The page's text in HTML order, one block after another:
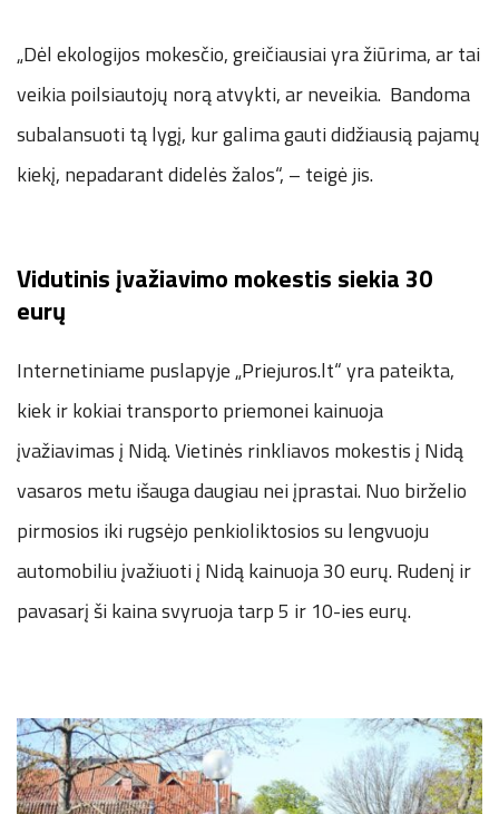
„Dėl ekologijos mokesčio, greičiausiai yra žiūrima, ar tai
veikia poilsiautojų norą atvykti, ar neveikia. Bandoma
subalansuoti tą lygį, kur galima gauti didžiausią pajamų
kiekį, nepadarant didelės žalos“, – teigė jis.
Vidutinis įvažiavimo mokestis siekia 30
eurų
Internetiniame puslapyje „Priejuros.lt“ yra pateikta,
kiek ir kokiai transporto priemonei kainuoja
įvažiavimas į Nidą. Vietinės rinkliavos mokestis į Nidą
vasaros metu išauga daugiau nei įprastai. Nuo birželio
pirmosios iki rugsėjo penkioliktosios su lengvuoju
automobiliu įvažiuoti į Nidą kainuoja 30 eurų. Rudenį ir
pavasarį ši kaina svyruoja tarp 5 ir 10-ies eurų.